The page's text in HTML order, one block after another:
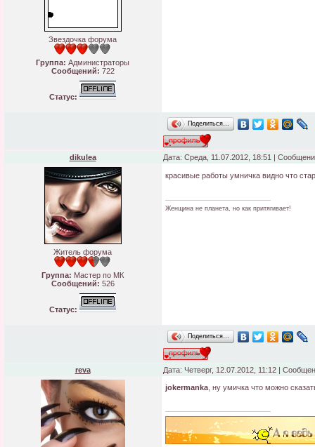
Звездочка форума
Группа: Администраторы
Сообщений: 722
Статус:
Поделиться…
dikulea Дата: Среда, 11.07.2012, 18:51 |
Житель форума
Группа: Мастер по МК
Сообщений: 526
Статус:
красивые работы умничка видно что
Женщина не планета, но как притягивает!
Поделиться…
reva Дата: Четверг, 12.07.2012, 11:12 |
jokermanka, ну умичка что можно